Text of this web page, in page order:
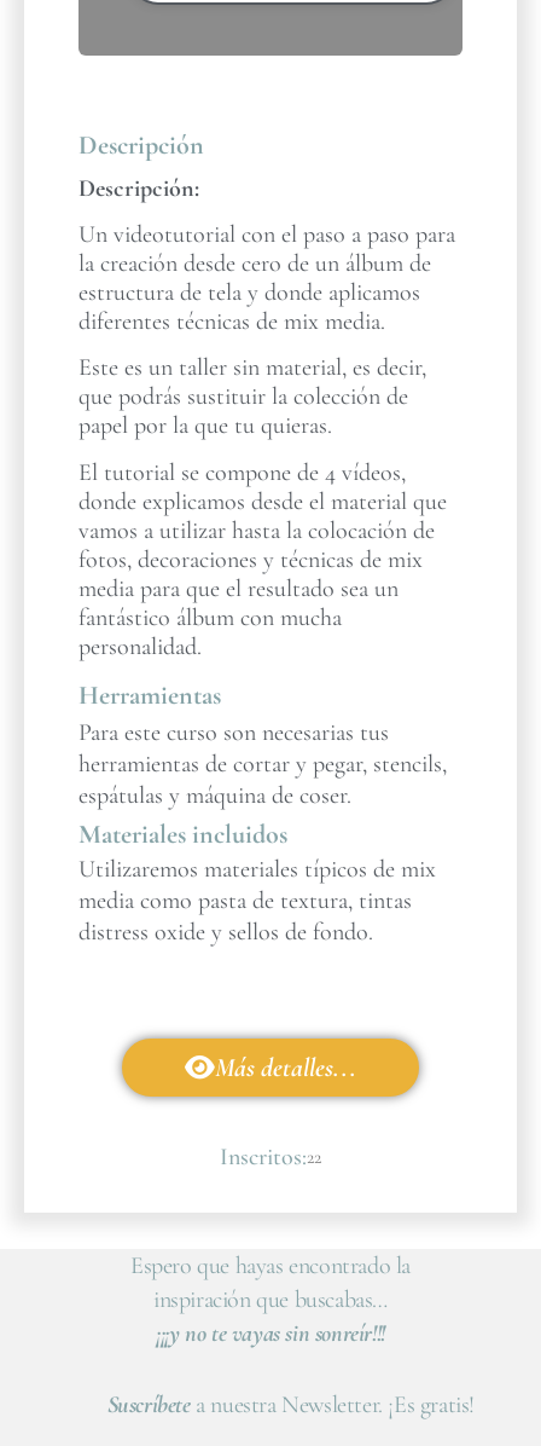
Descripción
Descripción:
Un videotutorial con el paso a paso para
la creación desde cero de un álbum de
estructura de tela y donde aplicamos
diferentes técnicas de mix media.
Este es un taller sin material, es decir,
que podrás sustituir la colección de
papel por la que tu quieras.
El tutorial se compone de 4 vídeos,
donde explicamos desde el material que
vamos a utilizar hasta la colocación de
fotos, decoraciones y técnicas de mix
media para que el resultado sea un
fantástico álbum con mucha
personalidad.
Herramientas
Para este curso son necesarias tus
herramientas de cortar y pegar, stencils,
espátulas y máquina de coser.
Materiales incluidos
Utilizaremos materiales típicos de mix
media como pasta de textura, tintas
distress oxide y sellos de fondo.
Más detalles...
Inscritos:22
Espero que hayas encontrado la
inspiración que buscabas…
¡¡¡y no te vayas sin sonreír!!!
Suscríbetea nuestra Newsletter. ¡Es gratis!